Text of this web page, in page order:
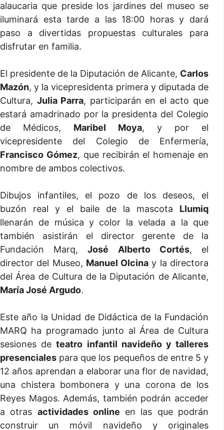
alaucaria que preside los jardines del museo se
iluminará esta tarde a las 18:00 horas y dará
paso a divertidas propuestas culturales para
disfrutar en familia.
El presidente de la Diputación de Alicante, Carlos
Mazón, y la vicepresidenta primera y diputada de
Cultura, Julia Parra, participarán en el acto que
estará amadrinado por la presidenta del Colegio
de Médicos, Maribel Moya, y por el
vicepresidente del Colegio de Enfermería,
Francisco Gómez, que recibirán el homenaje en
nombre de ambos colectivos.
Dibujos infantiles, el pozo de los deseos, el
buzón real y el baile de la mascota Llumiq
llenarán de música y color la velada a la que
también asistirán el director gerente de la
Fundación Marq,José Alberto Cortés, el
director del Museo, Manuel Olcina y la directora
del Área de Cultura de la Diputación de Alicante,
María José Argudo.
Este año la Unidad de Didáctica de la Fundación
MARQ ha programado junto al Área de Cultura
sesiones deteatro infantil navideño y talleres
presenciales para que los pequeños de entre 5 y
12 años aprendan a elaborar una flor de navidad,
una chistera bombonera y una corona de los
Reyes Magos. Además, también podrán acceder
a otras actividades online en las que podrán
construir un móvil navideño y originales